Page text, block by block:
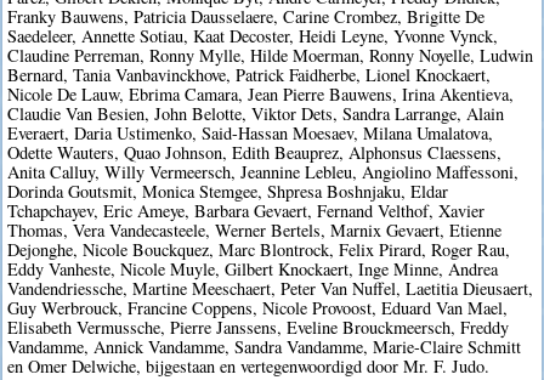
Franky Bauwens, Patricia Dausselaere, Carine Crombez, Brigitte De
Saedeleer, Annette Sotiau, Kaat Decoster, Heidi Leyne, Yvonne Vynck,
Claudine Perreman, Ronny Mylle, Hilde Moerman, Ronny Noyelle, Ludwin
Bernard, Tania Vanbavinckhove, Patrick Faidherbe, Lionel Knockaert,
Nicole De Lauw, Ebrima Camara, Jean Pierre Bauwens, Irina Akentieva,
Claudie Van Besien, John Belotte, Viktor Dets, Sandra Larrange, Alain
Everaert, Daria Ustimenko, Said-Hassan Moesaev, Milana Umalatova,
Odette Wauters, Quao Johnson, Edith Beauprez, Alphonsus Claessens,
Anita Calluy, Willy Vermeersch, Jeannine Lebleu, Angiolino Maffessoni,
Dorinda Goutsmit, Monica Stemgee, Shpresa Boshnjaku, Eldar
Tchapchayev, Eric Ameye, Barbara Gevaert, Fernand Velthof, Xavier
Thomas, Vera Vandecasteele, Werner Bertels, Marnix Gevaert, Etienne
Dejonghe, Nicole Bouckquez, Marc Blontrock, Felix Pirard, Roger Rau,
Eddy Vanheste, Nicole Muyle, Gilbert Knockaert, Inge Minne, Andrea
Vandendriessche, Martine Meeschaert, Peter Van Nuffel, Laetitia Dieusaert,
Guy Werbrouck, Francine Coppens, Nicole Provoost, Eduard Van Mael,
Elisabeth Vermussche, Pierre Janssens, Eveline Brouckmeersch, Freddy
Vandamme, Annick Vandamme, Sandra Vandamme, Marie-Claire Schmitt
en Omer Delwiche, bijgestaan en vertegenwoordigd door Mr. F. Judo.